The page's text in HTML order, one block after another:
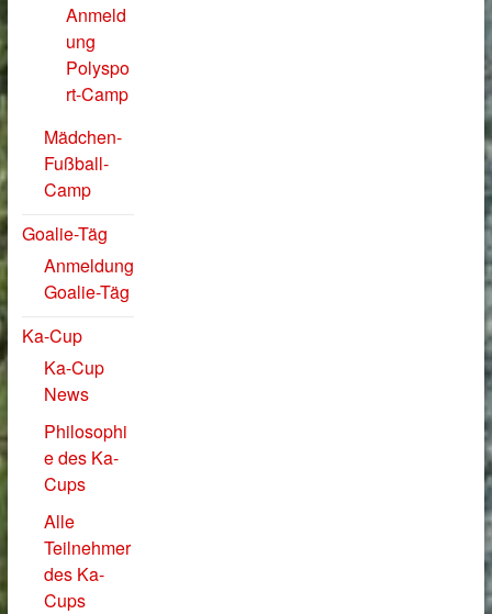
Anmeld
ung
Polyspo
rt-Camp
Mädchen-
Fußball-
Camp
Goalie-Täg
Anmeldung
Goalie-Täg
Ka-Cup
Ka-Cup
News
Philosophi
e des Ka-
Cups
Alle
Teilnehmer
des Ka-
Cups